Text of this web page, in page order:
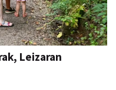
Leizaran